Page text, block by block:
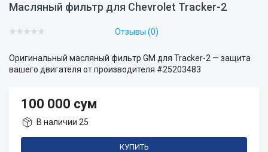
Масляный фильтр для Chevrolet Tracker-2
Отзывы (0)
Оригинальный масляный фильтр GM для Tracker-2 — защита
вашего двигателя от производителя #25203483
100 000 сум
В наличии 25
КУПИТЬ